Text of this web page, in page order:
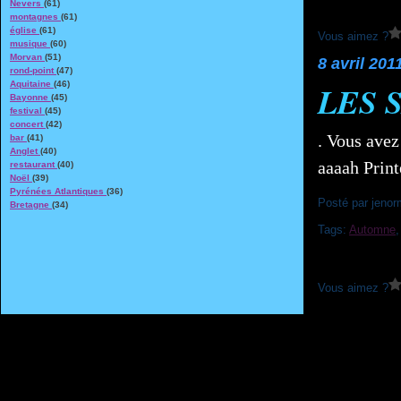
Nevers (61)
montagnes (61)
église (61)
musique (60)
Morvan (51)
rond-point (47)
Aquitaine (46)
Bayonne (45)
festival (45)
concert (42)
bar (41)
Anglet (40)
restaurant (40)
Noël (39)
Pyrénées Atlantiques (36)
Bretagne (34)
Vous aimez ?
8 avril
LES
. Vous
aaaah
Posté par
Tags: Automne,
Vous aimez ?